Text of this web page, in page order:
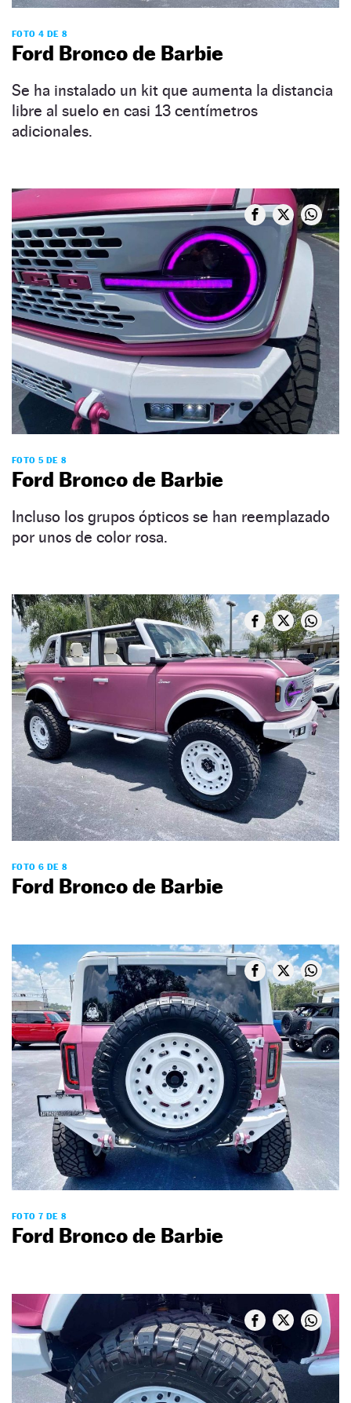
FOTO 4 DE 8
Ford Bronco de Barbie
Se ha instalado un kit que aumenta la distancia
libre al suelo en casi 13 centímetros
adicionales.
FOTO 5 DE 8
Ford Bronco de Barbie
Incluso los grupos ópticos se han reemplazado
por unos de color rosa.
FOTO 6 DE 8
Ford Bronco de Barbie
FOTO 7 DE 8
Ford Bronco de Barbie